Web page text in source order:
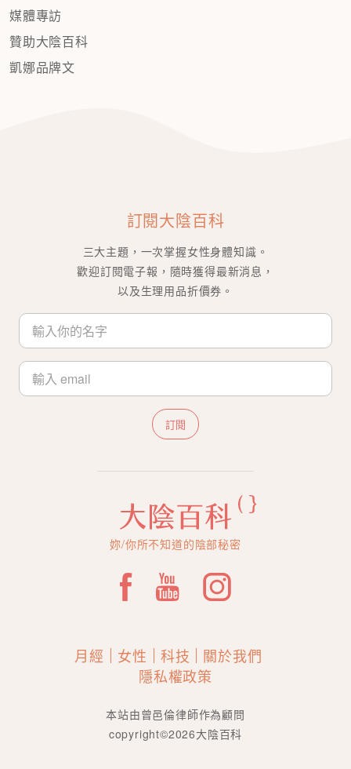
媒體專訪
贊助大陰百科
凱娜品牌文
訂閱大陰百科
三大主題，一次掌握女性身體知識。
歡迎訂閱電子報，隨時獲得最新消息，
以及生理用品折價券。
訂閱
妳/你所不知道的陰部秘密
月經 女性 科技
關於我們
隱私權政策
本站由曾邑倫律師作為顧問
copyright©2026大陰百科